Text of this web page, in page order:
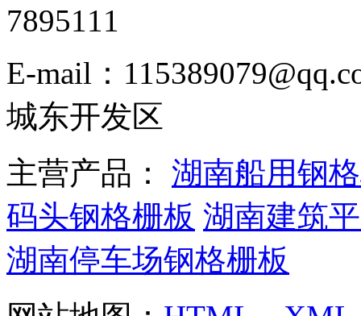
7895111
E-mail：
城东开发区
主营产品： 湖南船用钢
码头钢格栅板 湖南建筑
湖南停车场钢格栅板